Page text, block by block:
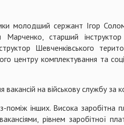
молодший сержант Ігор
старший інструктор
Шевченківського
центру комплектування та
на військову службу за
поміж інших. Висока заробітна
рівнем заробітної